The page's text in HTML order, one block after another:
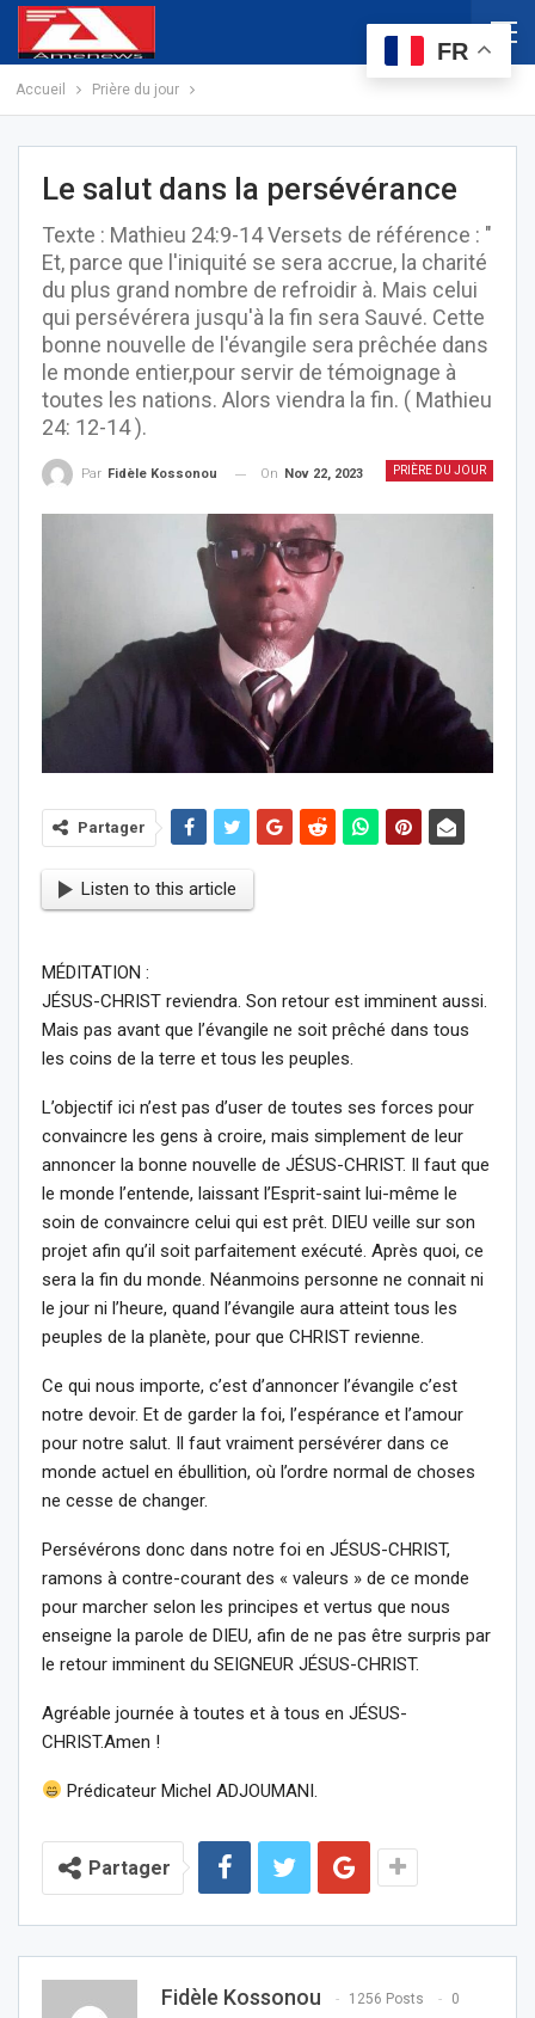
Accueil Prière du jour
Le salut dans la persévérance
Texte : Mathieu 24:9-14 Versets de référence : "
Et, parce que l'iniquité se sera accrue, la charité
du plus grand nombre de refroidir à. Mais celui
qui persévérera jusqu'à la fin sera Sauvé. Cette
bonne nouvelle de l'évangile sera prêchée dans
le monde entier,pour servir de témoignage à
toutes les nations. Alors viendra la fin. ( Mathieu
24: 12-14 ).
PRIÈRE DU JOUR
Par Fidèle Kossonou On Nov 22, 2023
Partager
Listen to this article
MÉDITATION :
JÉSUS-CHRIST reviendra. Son retour est imminent aussi.
Mais pas avant que l’évangile ne soit prêché dans tous
les coins de la terre et tous les peuples.
L’objectif ici n’est pas d’user de toutes ses forces pour
convaincre les gens à croire, mais simplement de leur
annoncer la bonne nouvelle de JÉSUS-CHRIST. Il faut que
le monde l’entende, laissant l’Esprit-saint lui-même le
soin de convaincre celui qui est prêt. DIEU veille sur son
projet afin qu’il soit parfaitement exécuté. Après quoi, ce
sera la fin du monde. Néanmoins personne ne connait ni
le jour ni l’heure, quand l’évangile aura atteint tous les
peuples de la planète, pour que CHRIST revienne.
Ce qui nous importe, c’est d’annoncer l’évangile c’est
notre devoir. Et de garder la foi, l’espérance et l’amour
pour notre salut. Il faut vraiment persévérer dans ce
monde actuel en ébullition, où l’ordre normal de choses
ne cesse de changer.
Persévérons donc dans notre foi en JÉSUS-CHRIST,
ramons à contre-courant des « valeurs » de ce monde
pour marcher selon les principes et vertus que nous
enseigne la parole de DIEU, afin de ne pas être surpris par
le retour imminent du SEIGNEUR JÉSUS-CHRIST.
Agréable journée à toutes et à tous en JÉSUS-
CHRIST.Amen !
Prédicateur Michel ADJOUMANI.
Partager
Fidèle Kossonou 1256 Posts 0
FR